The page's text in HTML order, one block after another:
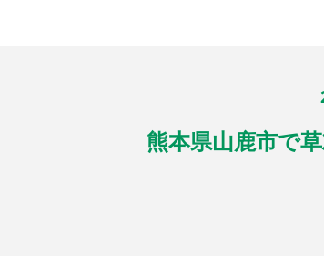
熊本県山鹿市で